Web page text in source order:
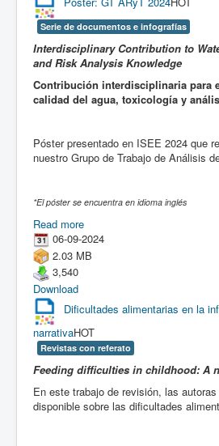
Serie de documentos e infografías
Interdisciplinary Contribution to
and Risk Analysis Knowledge
Contribución interdisciplinaria para
calidad del agua, toxicología y
Póster presentado en ISEE 2024 que
nuestro Grupo de Trabajo de Análisis
*El póster se encuentra en idioma inglés
Read more
06-09-2024
2.03 MB
3,540
Download
Dificultades alimentarias en la
narrativaHOT
Revistas con referato
Feeding difficulties in childhood: A
En este trabajo de revisión, las
disponible sobre las dificultades